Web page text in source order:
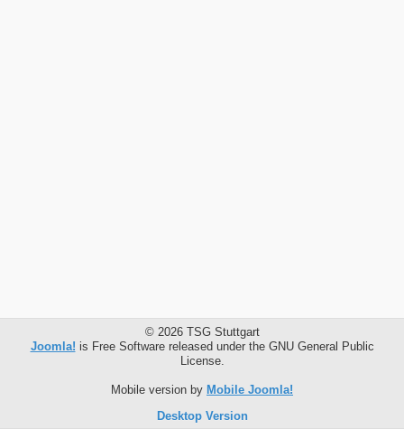
© 2026 TSG Stuttgart
Joomla! is Free Software released under the GNU General Public
License.
Mobile version by Mobile Joomla!
Desktop Version